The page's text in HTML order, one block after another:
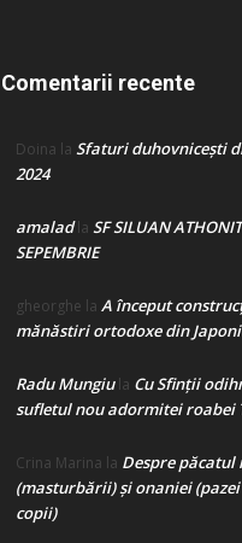
Comentarii recente
Doina la Sfaturi duhovnicești
2024
amaladla SF SILUAN
SEPEMBRIE
gheorghe la A început
mănăstiri ortodoxe din
Radu Mungiula Cu Sfinții
sufletul nou adormitei roabei
Crina Marina la Despre păcatul
(masturbării) şi onaniei (pazei
copii)